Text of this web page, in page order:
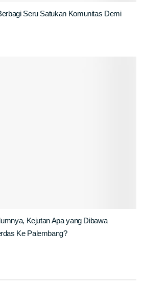
Seru Satukan Komunitas Demi
Kejutan Apa yang Dibawa
Ke Palembang?